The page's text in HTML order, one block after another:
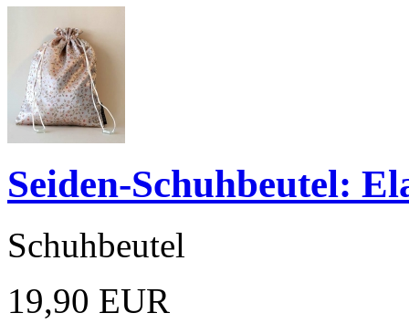
Seiden-Schuhbeutel:
Schuhbeutel
19,90 EUR